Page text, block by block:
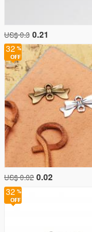
US$ 0.3 0.21
32
32
US$ 0.02 0.02